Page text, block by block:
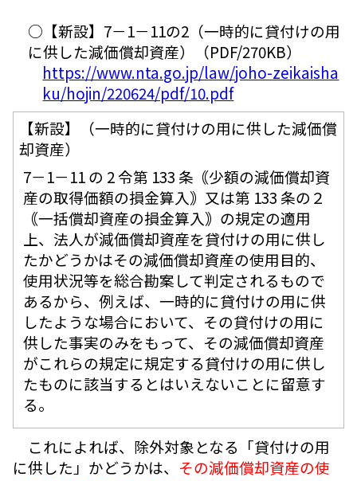
○【新設】7－1－11の2（一時的に貸付けの用
に供した減価償却資産）（PDF/270KB）
https://www.nta.go.jp/law/joho-zeikaisha
ku/hojin/220624/pdf/10.pdf
【新設】（一時的に貸付けの用に供した減価償
却資産）
7－1－11 の 2 令第 133 条｟少額の減価償却資
産の取得価額の損金算入｠又は第 133 条の２
｟一括償却資産の損金算入｠の規定の適用
上、法人が減価償却資産を貸付けの用に供し
たかどうかはその減価償却資産の使用目的、
使用状況等を総合勘案して判定されるもので
あるから、例えば、一時的に貸付けの用に供
したような場合において、その貸付けの用に
供した事実のみをもって、その減価償却資産
がこれらの規定に規定する貸付けの用に供し
たものに該当するとはいえないことに留意す
る。
これによれば、除外対象となる「貸付けの用
に供した」かどうかは、 その減価償却資産の使